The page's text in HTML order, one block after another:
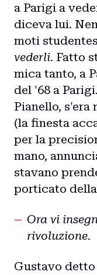
a Parigi a
diceva lui.
moti
vederli. Fatto
mica tanto, a
del '68 a
Pianello, s'era
(la finesta
per la
mano,
stavano
porticato
Ora vi
rivoluzione.
Gustavo